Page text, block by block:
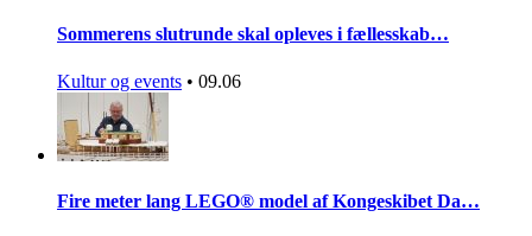
Sommerens slutrunde skal opleves i fællesskab…
Kultur og events • 09.06
Fire meter lang LEGO® model af Kongeskibet Da…